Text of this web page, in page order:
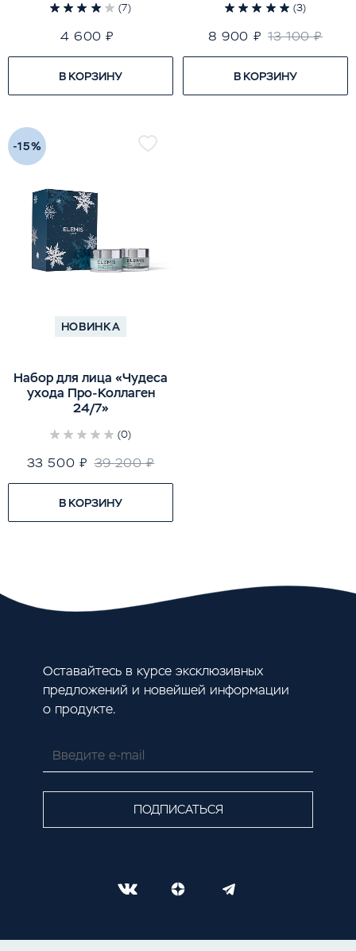
(7)
4 600 ₽
В КОРЗИНУ
(3)
8 900 ₽ 13 100 ₽
В КОРЗИНУ
-15%
НОВИНКА
(0)
Набор для лица «Чудеса
ухода Про-Коллаген
24/7»
33 500 ₽ 39 200 ₽
В КОРЗИНУ
Оставайтесь в курсе эксклюзивных
предложений и новейшей информации
о продукте.
ПОДПИСАТЬСЯ